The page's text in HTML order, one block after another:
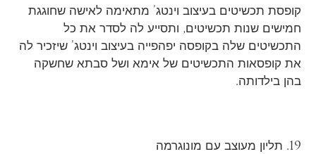
קופסת תכשיטים בעיצוב וינטג’ מתאימה לאישה שחוגגת
חמישים שנות תכשיטים, ותסייע לה לסדר את כל
התכשיטים שלה בקופסה יפהפייה בעיצוב וינטג’ שיזכיר לה
את קופסאות התכשיטים של אימא ושל סבתא שחשקה
בהן בילדותה.
19. תליון מעוצב עם מונוגרמה